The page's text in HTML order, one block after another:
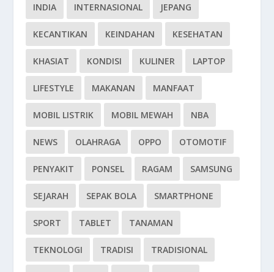
INDIA INTERNASIONAL JEPANG
KECANTIKAN KEINDAHAN KESEHATAN
KHASIAT KONDISI KULINER LAPTOP
LIFESTYLE MAKANAN MANFAAT
MOBIL LISTRIK MOBIL MEWAH NBA
NEWS OLAHRAGA OPPO OTOMOTIF
PENYAKIT PONSEL RAGAM SAMSUNG
SEJARAH SEPAK BOLA SMARTPHONE
SPORT TABLET TANAMAN
TEKNOLOGI TRADISI TRADISIONAL